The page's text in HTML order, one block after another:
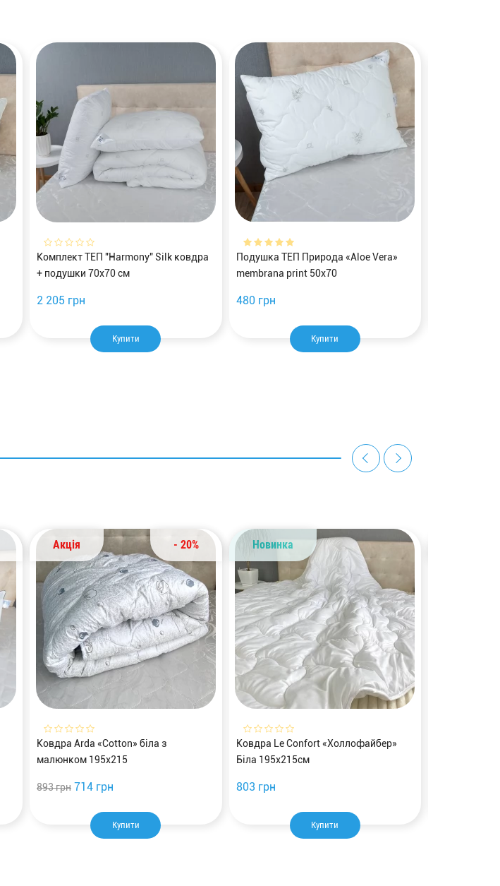
Комплект ТЕП "Harmony" Silk ковдра
+ подушки 70х70 см
Купити
2 205 грн
Подушка ТЕП Природа «Aloe Vera»
membrana print 50х70
Купити
480 грн
- 20%
Акція
Ковдра Arda «Cotton» біла з
малюнком 195х215
Купити
893 грн 714 грн
Новинка
Ковдра Le Confort «Холлофайбер»
Біла 195х215см
Купити
803 грн